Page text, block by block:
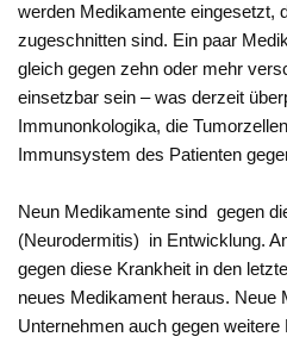
werden Medikamente eingesetzt,
zugeschnitten sind. Ein paar
gleich gegen zehn oder mehr
einsetzbar sein – was derzeit
Immunonkologika, die
Immunsystem des Patienten
Neun Medikamente sind gegen
(Neurodermitis) in Entwicklung.
gegen diese Krankheit in den
neues Medikament heraus. Neue
Unternehmen auch gegen